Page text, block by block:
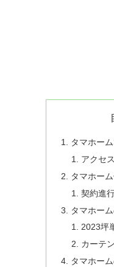
タマホー
アクセ
タマホー
契約進
タマホー
2023坪
カーテ
タマホー